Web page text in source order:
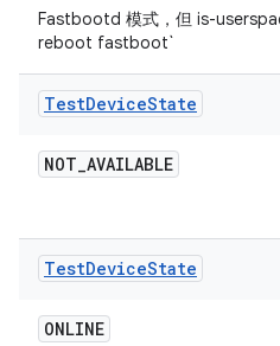
Fastbootd 模式，但 is-
reboot fastboot`
TestDeviceState
NOT_AVAILABLE
TestDeviceState
ONLINE